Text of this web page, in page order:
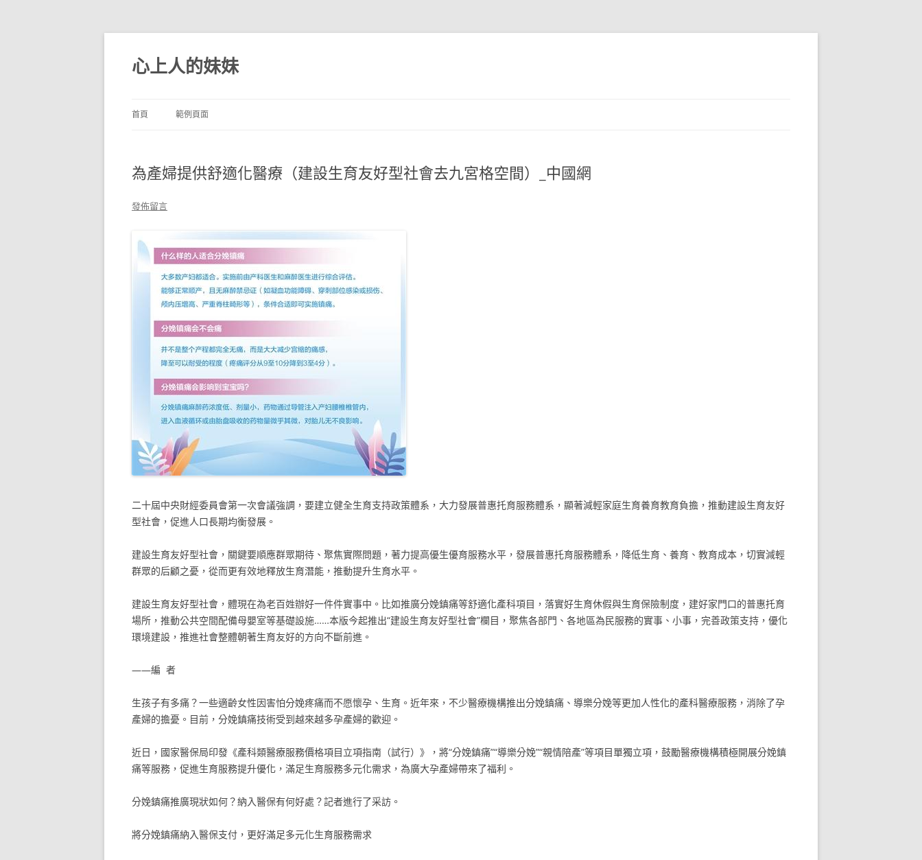
跳
主
要
內
心上人的妹妹
首頁 範例頁面
為產婦提供舒適化醫療（建設生育友好型社會去九宮格空間）_中國網
發佈留言
二十屆中央財經委員會第一次會議強調，要建立健全生育支持政策體系，大力發展普惠托育服務體系，顯著減輕家庭生育養育教育負擔，推動建設生育友好
型社會，促進人口長期均衡發展。
建設生育友好型社會，關鍵要順應群眾期待、聚焦實際問題，著力提高優生優育服務水平，發展普惠托育服務體系，降低生育、養育、教育成本，切實減輕
群眾的后顧之憂，從而更有效地釋放生育潛能，推動提升生育水平。
建設生育友好型社會，體現在為老百姓辦好一件件實事中。比如推廣分娩鎮痛等舒適化產科項目，落實好生育休假與生育保險制度，建好家門口的普惠托育
場所，推動公共空間配備母嬰室等基礎設施……本版今起推出“建設生育友好型社會”欄目，聚焦各部門、各地區為民服務的實事、小事，完善政策支持，優化
環境建設，推進社會整體朝著生育友好的方向不斷前進。
——編 者
生孩子有多痛？一些適齡女性因害怕分娩疼痛而不愿懷孕、生育。近年來，不少醫療機構推出分娩鎮痛、導樂分娩等更加人性化的產科醫療服務，消除了孕
產婦的擔憂。目前，分娩鎮痛技術受到越來越多孕產婦的歡迎。
近日，國家醫保局印發《產科類醫療服務價格項目立項指南（試行）》，將“分娩鎮痛”“導樂分娩”“親情陪產”等項目單獨立項，鼓勵醫療機構積極開展分娩鎮
痛等服務，促進生育服務提升優化，滿足生育服務多元化需求，為廣大孕產婦帶來了福利。
分娩鎮痛推廣現狀如何？納入醫保有何好處？記者進行了采訪。
將分娩鎮痛納入醫保支付，更好滿足多元化生育服務需求